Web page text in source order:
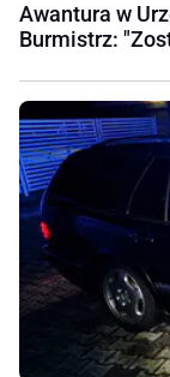
Awantura w
Burmistrz: